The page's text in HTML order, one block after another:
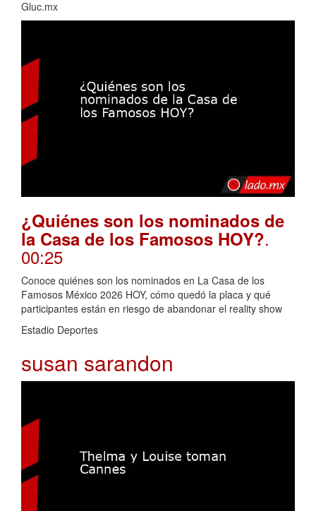
Gluc.mx
¿Quiénes son los nominados de
la Casa de los Famosos HOY?.
00:25
Conoce quiénes son los nominados en La Casa de los
Famosos México 2026 HOY, cómo quedó la placa y qué
participantes están en riesgo de abandonar el reality show
Estadio Deportes
susan sarandon